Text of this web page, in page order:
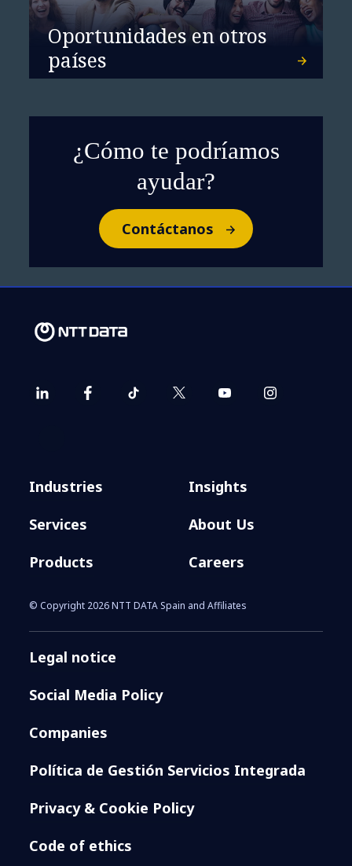
Oportunidades en otros
países
¿Cómo te podríamos
ayudar?
Contáctanos
Industries
Services
Products
Insights
About Us
Careers
© Copyright 2026 NTT DATA Spain and Affiliates
Legal notice
Social Media Policy
Companies
Política de Gestión Servicios Integrada
Privacy & Cookie Policy
Code of ethics